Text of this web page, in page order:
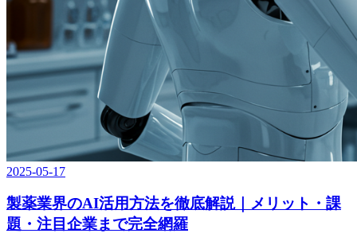
2025-05-17
製薬業界のAI活用方法を徹底解説｜メリット・課
題・注目企業まで完全網羅